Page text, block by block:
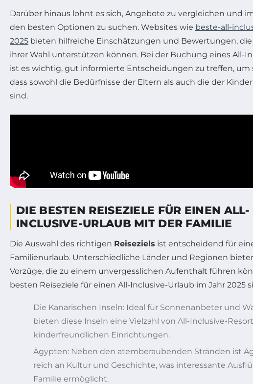
Darüber hinaus lohnt es sich, Angebote zu vergleichen und
den besten Optionen zu suchen. Websites wie beste-all-
2025 bieten hilfreiche Einschätzungen und Bewertungen,
ihrer Wahl unterstützen können. Bei der Buchung eines All-
ist es wichtig, gut informierte Entscheidungen zu treffen, um
dass sowohl die Bedürfnisse der Eltern als auch die der
sind.
DIE BESTEN REISEZIELE FÜR EINEN ALL-
INCLUSIVE-URLAUB MIT DER FAMILIE
Die Auswahl des richtigen Reiseziels ist entscheidend für
Familienurlaub. Unterschiedliche Länder und Regionen
Vorzüge, die zu einem unvergesslichen Aufenthalt führen
besten Reiseziele für einen All-Inclusive-Urlaub im Jahr 2025
Die Kanarischen Inseln: Ideal für Sonnenanbeter und
bieten diese Inseln eine Vielzahl von All-Inclusive-
kinderfreundlichen Einrichtungen.
Ägypten: Neben den atemberaubenden Stränden ist
reich an Kultur und Geschichte, was interessante
Familie ermöglicht.